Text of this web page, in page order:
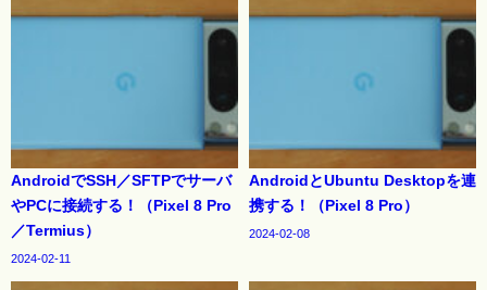
AndroidでSSH／SFTPでサーバ
やPCに接続する！（Pixel 8 Pro
／Termius）
2024-02-11
AndroidとUbuntu Desktopを連
携する！（Pixel 8 Pro）
2024-02-08